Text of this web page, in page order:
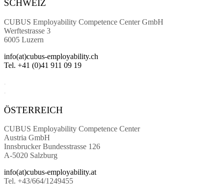
SCHWEIZ
CUBUS Employability Competence Center GmbH
Werftestrasse 3
6005 Luzern
info(at)cubus-employability.ch
Tel. +41 (0)41 911 09 19
.
.
ÖSTERREICH
CUBUS Employability Competence Center
Austria GmbH
Innsbrucker Bundesstrasse 126
A-5020 Salzburg
info(at)cubus-employability.at
Tel. +43/664/1249455